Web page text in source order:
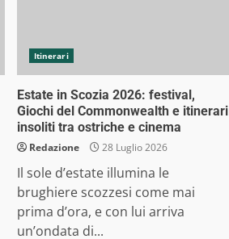
Itinerari
Estate in Scozia 2026: festival,
Giochi del Commonwealth e itinerari
insoliti tra ostriche e cinema
Redazione 28 Luglio 2026
Il sole d’estate illumina le
brughiere scozzesi come mai
prima d’ora, e con lui arriva
un’ondata di...